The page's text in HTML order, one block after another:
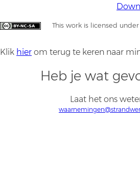
This work is licensed under
Klik hier om terug te keren naar
Heb je wat
Laat het ons